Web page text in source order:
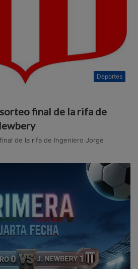
Deportes
final de la rifa de
de la rifa de Ingeniero Jorge